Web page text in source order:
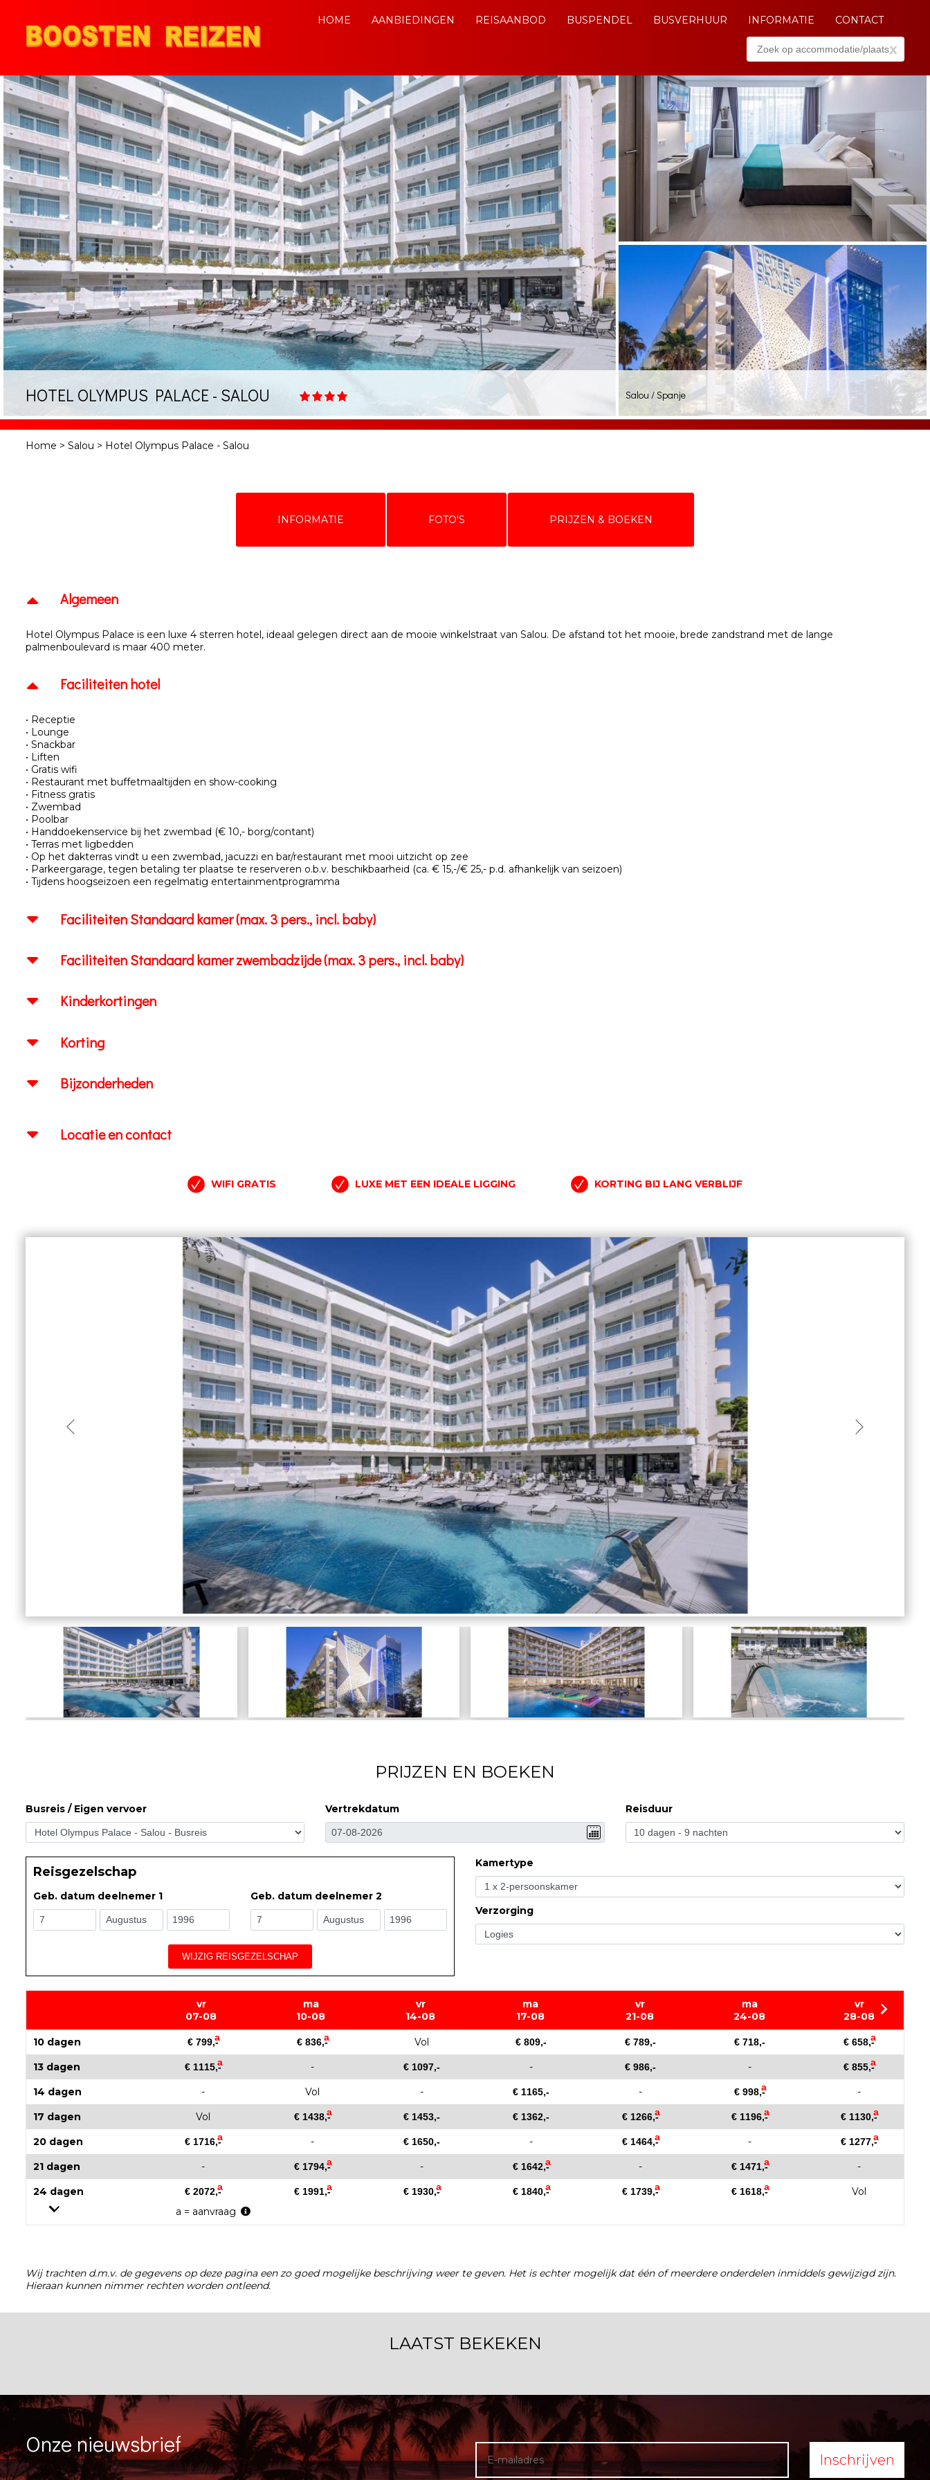
HOME AANBIEDINGEN REISAANBOD BUSPENDEL BUSVERHUUR INFORMATIE CONTACT
x
HOTEL OLYMPUS PALACE - SALOU Salou / Spanje
Home > Salou > Hotel Olympus Palace - Salou
INFORMATIE FOTO'S PRIJZEN & BOEKEN
Algemeen
Hotel Olympus Palace is een luxe 4 sterren hotel, ideaal gelegen direct aan de mooie winkelstraat van Salou. De afstand tot het mooie, brede zandstrand met de lange
palmenboulevard is maar 400 meter.
Faciliteiten hotel
• Receptie
• Lounge
• Snackbar
• Liften
• Gratis wifi
• Restaurant met buffetmaaltijden en show-cooking
• Fitness gratis
• Zwembad
• Poolbar
• Handdoekenservice bij het zwembad (€ 10,- borg/contant)
• Terras met ligbedden
• Op het dakterras vindt u een zwembad, jacuzzi en bar/restaurant met mooi uitzicht op zee
• Parkeergarage, tegen betaling ter plaatse te reserveren o.b.v. beschikbaarheid (ca. € 15,-/€ 25,- p.d. afhankelijk van seizoen)
• Tijdens hoogseizoen een regelmatig entertainmentprogramma
Faciliteiten Standaard kamer (max. 3 pers., incl. baby)
Faciliteiten Standaard kamer zwembadzijde (max. 3 pers., incl. baby)
Kinderkortingen
Korting
Bijzonderheden
Locatie en contact
WIFI GRATIS LUXE MET EEN IDEALE LIGGING KORTING BIJ LANG VERBLIJF
PRIJZEN EN BOEKEN
Busreis / Eigen vervoer Vertrekdatum Reisduur
Reisgezelschap
Geb. datum deelnemer 1 Geb. datum deelnemer 2
WIJZIG REISGEZELSCHAP
Kamertype
Verzorging
vr
07-08
ma
10-08
vr
14-08
ma
17-08
vr
21-08
ma
24-08
vr
28-08
10 dagen € 799,-a € 836,-a Vol € 809,- € 789,- € 718,- € 658,-
a
13 dagen € 1115,-a - € 1097,- - € 986,- - € 855,-
a
14 dagen - Vol - € 1165,- - € 998,-
a
-
17 dagen
Vol € 1438,-a € 1453,- € 1362,- € 1266,-
a € 1196,-
a € 1130,-
a
20 dagen € 1716,-a - € 1650,- - € 1464,-
a - € 1277,-
a
21 dagen - € 1794,-a - € 1642,-
a - € 1471,-
a
-
24 dagen
€ 2072,-a € 1991,-a € 1930,-a € 1840,-
a € 1739,-
a € 1618,-
a
Vol
a = aanvraag
Wij trachten d.m.v. de gegevens op deze pagina een zo goed mogelijke beschrijving weer te geven. Het is echter mogelijk dat één of meerdere onderdelen inmiddels gewijzigd zijn.
Hieraan kunnen nimmer rechten worden ontleend.
LAATST BEKEKEN
Onze nieuwsbrief
Inschrijven